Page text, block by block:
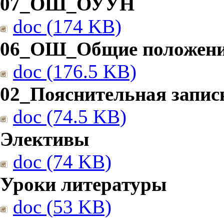
doc (174 KB)
06_ОШ_Общие
doc (176.5 KB)
02_Пояснительная
doc (74.5 KB)
Элективы
doc (74 KB)
Уроки литературы
doc (53 KB)